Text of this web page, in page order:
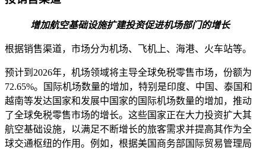
增加航空基础设施扩建投资促进机场部门的增长
根据销售渠道，市场分为机场、飞机上、海港、火车站等。
预计到2026年，机场领域将主导全球免税零售市场，份额为
72.65%。国际机场数量的增加，特别是印度、中国、泰国和
越南等发达国家和发展中国家的国际机场数量的增加，推动
了全球免税零售市场的增长。这些国家正在大力投资扩大其
航空基础设施，以满足不断增长的旅客需求并提高其作为全
球交通枢纽的作用。例如，根据美国商务部国际贸易管理局